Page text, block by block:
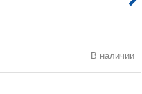
В наличии